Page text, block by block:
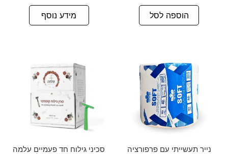
הוספה לסל מידע נוסף
נייר תעשייתי עם פרפורציה
סכיני גילוח חד פעמיים עלמה